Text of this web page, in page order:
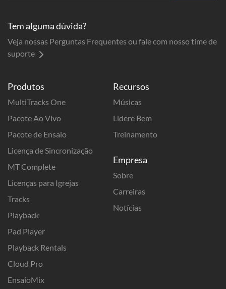
Produtos
MultiTracks One
Pacote Ao Vivo
Pacote de Ensaio
Licença de Sincronização
MT Complete
Licenças para Igrejas
Tracks
Playback
Pad Player
Playback Rentals
Cloud Pro
EnsaioMix
Recursos
Músicas
Lidere Bem
Treinamento
Empresa
Sobre
Carreiras
Notícias
Tem alguma dúvida?
Veja nossas Perguntas Frequentes ou fale com nosso time de
suporte